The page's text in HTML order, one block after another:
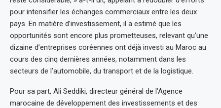
pour intensifier les échanges commerciaux entre les deux
pays. En matière d’investissement, il a estimé que les
opportunités sont encore plus prometteuses, relevant qu’une
dizaine d’entreprises coréennes ont déjà investi au Maroc au
cours des cinq dernières années, notamment dans les
secteurs de l’automobile, du transport et de la logistique.
Pour sa part, Ali Seddiki, directeur général de l’Agence
marocaine de développement des investissements et des